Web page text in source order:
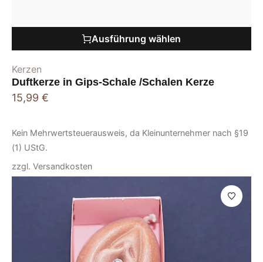
Ausführung wählen
Kerzen
Duftkerze in Gips-Schale /Schalen Kerze
15,99 €
Kein Mehrwertsteuerausweis, da Kleinunternehmer nach §19
(1) UStG.
zzgl. Versandkosten